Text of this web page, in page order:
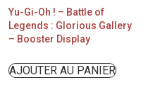
Yu-Gi-Oh ! – Battle of
Legends : Glorious Gallery
– Booster Display
AJOUTER AU PANIER